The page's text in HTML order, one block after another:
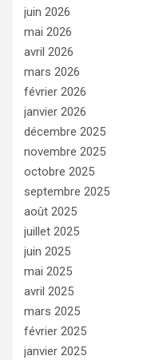
juin 2026
mai 2026
avril 2026
mars 2026
février 2026
janvier 2026
décembre 2025
novembre 2025
octobre 2025
septembre 2025
août 2025
juillet 2025
juin 2025
mai 2025
avril 2025
mars 2025
février 2025
janvier 2025